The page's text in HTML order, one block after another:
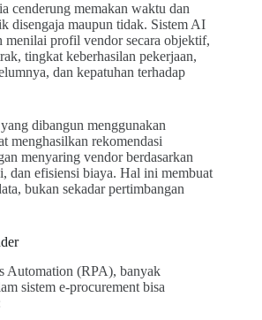
cenderung memakan waktu dan
disengaja maupun tidak. Sistem AI
menilai profil vendor secara objektif,
tingkat keberhasilan pekerjaan,
dan kepatuhan terhadap
dibangun menggunakan
menghasilkan rekomendasi
menyaring vendor berdasarkan
dan efisiensi biaya. Hal ini membuat
bukan sekadar pertimbangan
Automation (RPA), banyak
sistem e-procurement bisa